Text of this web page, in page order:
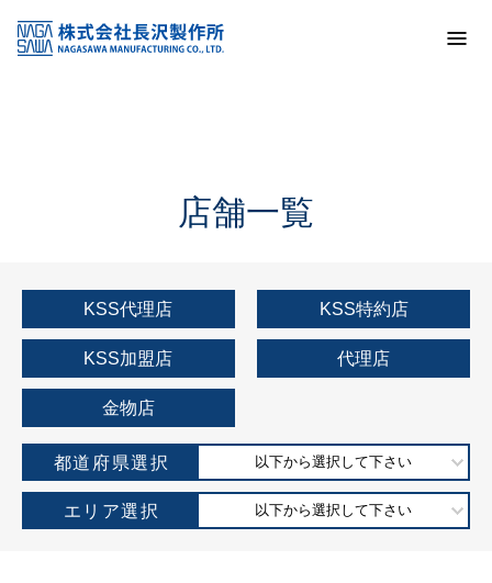
KSS加盟店・取扱店情報
店舗一覧
店舗一覧
KSS代理店 KSS特約店
KSS加盟店 代理店
金物店
都道府県選択 以下から選択して下さい
エリア選択 以下から選択して下さい